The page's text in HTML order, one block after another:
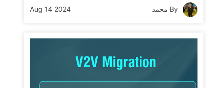
للعمليات وتوافق التطبيقات عبر بيئات التحويل الافتراضي
المختلفة.
By محمد Aug 14 2024